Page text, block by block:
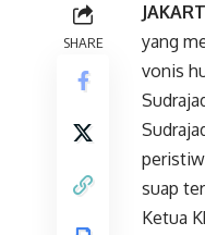
SHARE
yang
vonis
suap
Ketua